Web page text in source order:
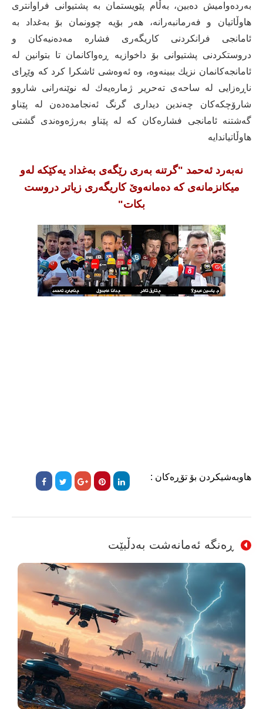
بەردەوامیش دەبین، بەڵام پێویستمان بە پشتیوانی فراوانتری
هاوڵاتیان و فەرمانبەرانە، هەر بۆیە چوونمان بۆ بەغداد بە
ئامانجی فرانکردنی کاریگەری فشارە مەدەنیەکان و
دروستکردنی پشتیوانی بۆ داخوازیە ڕەواکانمان تا بتوانین لە
ئامانجەکانمان نزیك ببینەوە، وە ئەوەشی ئاشکرا کرد کە وێڕای
ناڕەزایی لە ساحەی تەحریر ژمارەیەك لە نوێنەرانی شاروو
شارۆچکەکان چەندین دیداری گرنگ ئەنجامدەدەن لە پێناو
گەشتنە ئامانجی فشارەکان کە لە پێناو بەرژەوەندی گشتی
هاوڵاتیاندایە
نەبەرد ئەحمد "گرتنە بەری رێگەی بەغداد یەکێكە لەو
میکانزمانەی کە دەمانەوێ کاریگەری زیاتر دروست
بکات"
هاوبەشیکردن بۆ تۆڕەکان :
ڕەنگە ئەمانەشت بەدڵبێت